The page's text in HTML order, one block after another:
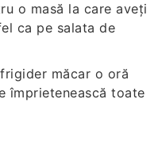
o masă la care aveți
ca pe salata de
măcar o oră
împrietenească toate